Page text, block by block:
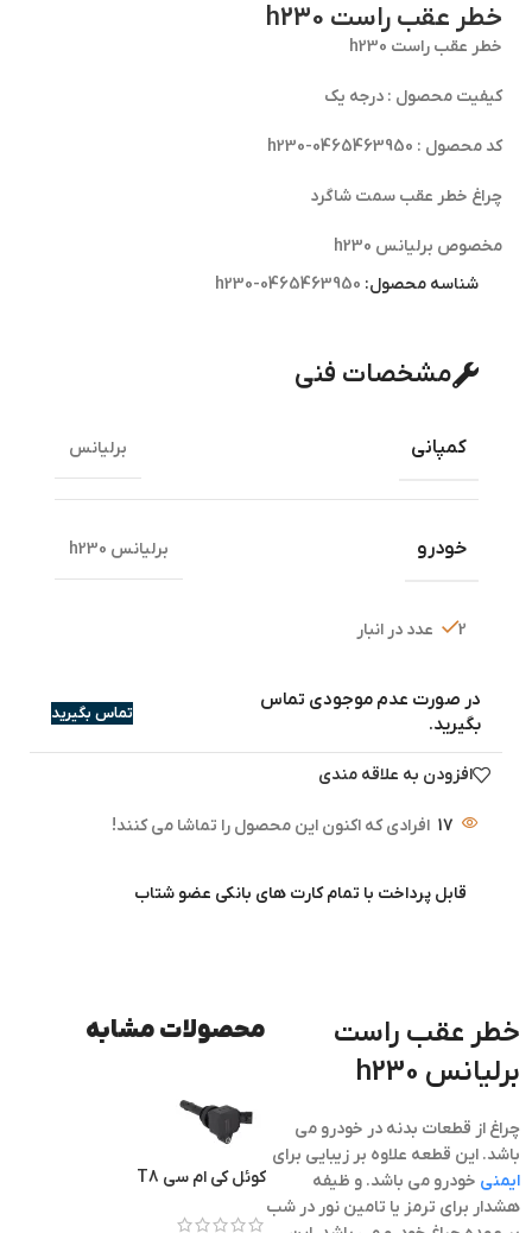
خطر عقب راست h230
خطر عقب راست h230
کیفیت محصول : درجه یک
کد محصول : h230-0465463950
چراغ خطر عقب سمت شاگرد
مخصوص برلیانس h230
شناسه محصول: h230-0465463950
مشخصات فنی
کمپانی برلیانس
خودرو برلیانس h230
2 عدد در انبار
در صورت عدم موجودی تماس
بگیرید.
تماس بگیرید
افزودن به علاقه مندی
17 افرادی که اکنون این محصول را تماشا می کنند!
قابل پرداخت با تمام کارت های بانکی عضو شتاب
خطر عقب راست
برلیانس h230
چراغ از قطعات بدنه در خودرو می
باشد. این قطعه علاوه بر زیبایی برای
ایمنی خودرو می باشد. و ظیفه
هشدار برای ترمز یا تامین نور در شب
محصولات مشابه
کوئل کی ام سی T8